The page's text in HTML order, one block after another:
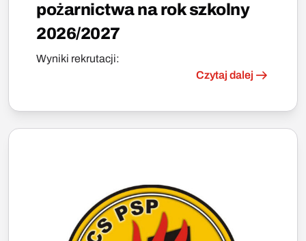
pożarnictwa na rok szkolny
2026/2027
Wyniki rekrutacji:
Czytaj dalej